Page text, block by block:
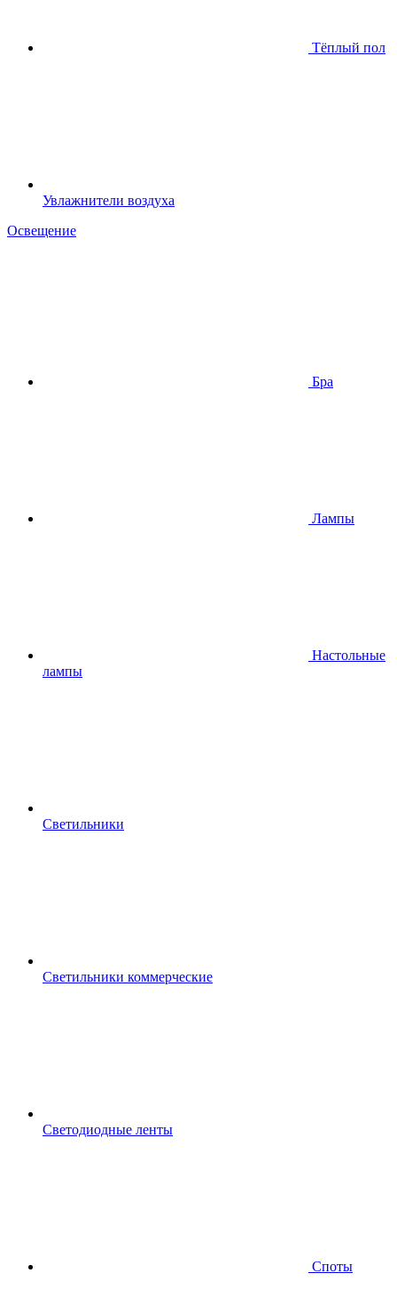
Тёплый пол
Увлажнители воздуха
Освещение
Бра
Лампы
Настольные
лампы
Светильники
Светильники коммерческие
Светодиодные ленты
Споты